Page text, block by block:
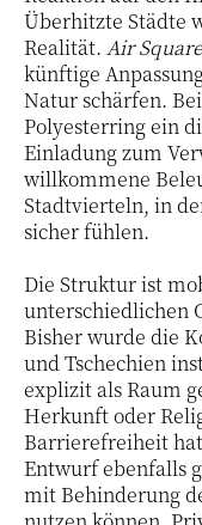
Überhitzte Städte
Realität. Air Square
künftige
Natur schärfen.
Polyesterring ein
Einladung zum
willkommene
Stadtvierteln, in
sicher fühlen.
Die Struktur ist
unterschiedlichen
Bisher wurde die
und Tschechien
explizit als Raum
Herkunft oder
Barrierefreiheit hat
Entwurf ebenfalls
mit Behinderung